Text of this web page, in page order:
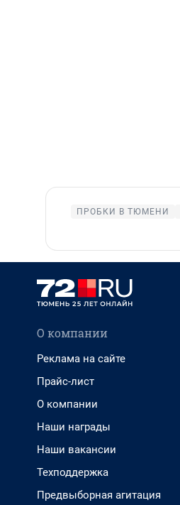
ПРОБКИ В ТЮМЕНИ
О компании
Реклама на сайте
Прайс-лист
О компании
Наши награды
Наши вакансии
Техподдержка
Предвыборная агитация